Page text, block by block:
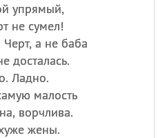
упрямый,
не сумел!
а не баба
досталась.
Ладно.
малость
ворчлива.
жены.
ИМЕНА
Сегодня празднуют именины
Александр
Анна